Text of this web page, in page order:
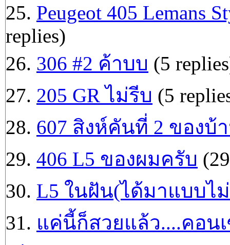
25. Peugeot 405 Lemans
replies)
26. 306 #2 ค้าบบ (5
27. 205 GR ไม่รีบ (5
28. 607 สิงห์คันที่ 2 ของบ้
29. 406 L5 ของผมครับ
30. L5 ในฝัน(ได้มาแบบไ
31. แค่นี้ก็สวยแล้ว....คอน